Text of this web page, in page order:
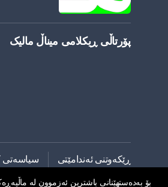
بۆ بەدەستهێنانی باشترین ئەزموون لە
پۆرتاڵی ڕیکلامی میناڵ مالیک
ڕێکەوتنی ئەندامێتی سیاسەتی